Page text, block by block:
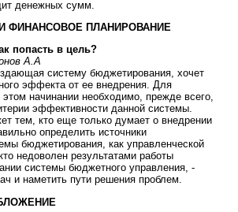
денежных сумм.
ФИНАНСОВОЕ ПЛАНИРОВАНИЕ
попасть в цель?
А.А
систему бюджетирования, хочет
эффекта от ее внедрения. Для
начинании необходимо, прежде всего,
эффективности данной системы.
тем, кто еще только думает о внедрении
определить источники
бюджетирования, как управленческой
недоволен результатами работы
системы бюджетного управления, -
и наметить пути решения проблем.